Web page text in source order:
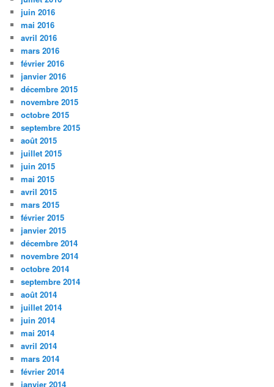
juin 2016
mai 2016
avril 2016
mars 2016
février 2016
janvier 2016
décembre 2015
novembre 2015
octobre 2015
septembre 2015
août 2015
juillet 2015
juin 2015
mai 2015
avril 2015
mars 2015
février 2015
janvier 2015
décembre 2014
novembre 2014
octobre 2014
septembre 2014
août 2014
juillet 2014
juin 2014
mai 2014
avril 2014
mars 2014
février 2014
janvier 2014